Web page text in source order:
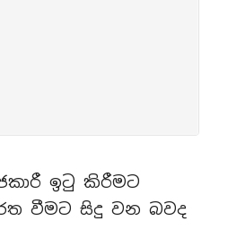
ඉටු කිරීමට
වීමට සිදු වන බවද